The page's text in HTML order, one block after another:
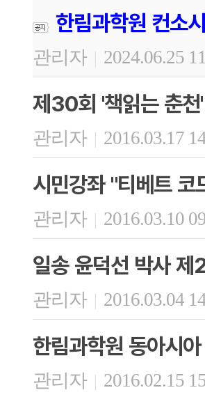
한림과학원 컨소
관리자 | 2024.06.25
제30회 '책읽는 춘천
관리자 | 2016.03.17
시민강좌 "티베트
관리자 | 2016.03.10
일송 윤덕선 박사
관리자 | 2016.03.04
한림과학원 동아시
관리자 | 2016.02.15